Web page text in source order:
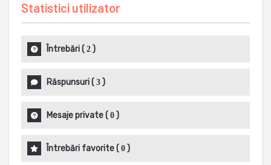
Statistici utilizator
Întrebări( 2 )
Răspunsuri( 3 )
Mesaje private( 0 )
Întrebări favorite( 0 )